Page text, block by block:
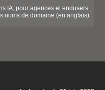
IA, pour agences et endusers
noms de domaine (en anglais)